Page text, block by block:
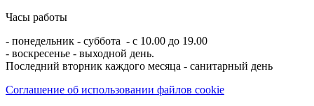
Часы работы
- понедельник - суббота - с 10.00 до 19.00
- воскресенье - выходной день.
Последний вторник каждого месяца - санитарный день
Соглашение об использовании файлов cookie